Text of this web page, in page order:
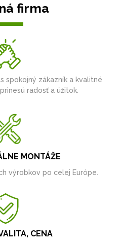
firma
spokojný zákazník a kvalitné
radosť a úžitok.
MONTÁŽE
výrobkov po celej Európe.
CENA